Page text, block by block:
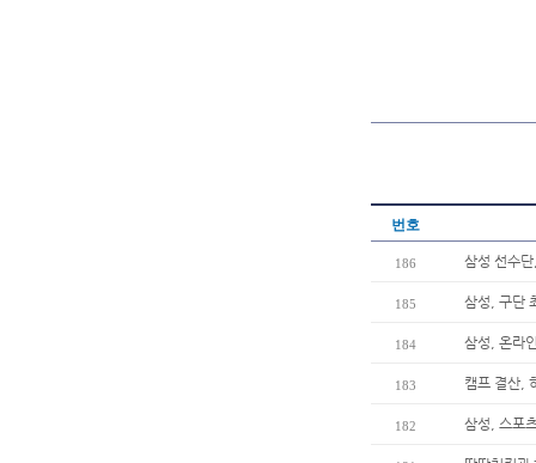
번호
186 삼성 선수
185 삼성, 구단
184 삼성, 온라
183 캠프 결산,
182 삼성, 스포